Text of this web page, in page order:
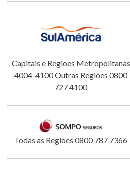
Capitais e Regiões Metropolitanas
4004-4100 Outras Regiões 0800
727 4100
Todas as Regiões 0800 787 7366